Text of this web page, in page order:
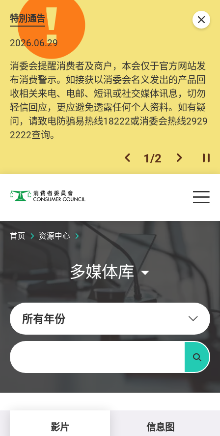
特別通告
2026.06.29
消委会提醒消费者及商户，本会仅于官方网站发
布消费警示。如接获以消委会名义发出的产品回
收相关来电、电邮、短讯或社交媒体讯息，切勿
轻信回应，更应避免透露任何个人资料。如有疑
问，请致电防骗易热线18222或消委会热线2929
2222查询。
2025.10.31
为提升使用者体验及网络安全，本会的投诉处理
系统已经进行升级及推出新功能。由2025年11月
10日起，消费者需要提供基本联络资料（包括姓
名、电邮及电话）注册帐户，才可提交投诉、查
询及建议。所有提交纪录将清晰整合于帐户中，
方便日后作出跟进。
上一个
2/2 下一个开
关闭
消费者委员会 目
首页 资源中心
多媒体库
所有年份
关键字
搜寻
影片 信息图